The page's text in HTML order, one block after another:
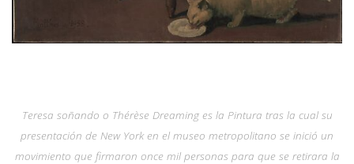
Teresa soñando o Thérèse Dreaming es la Pintura tras la cual su
presentación de New York en el museo metropolitano se inició un
movimiento que firmaron once mil personas para que se retirara la